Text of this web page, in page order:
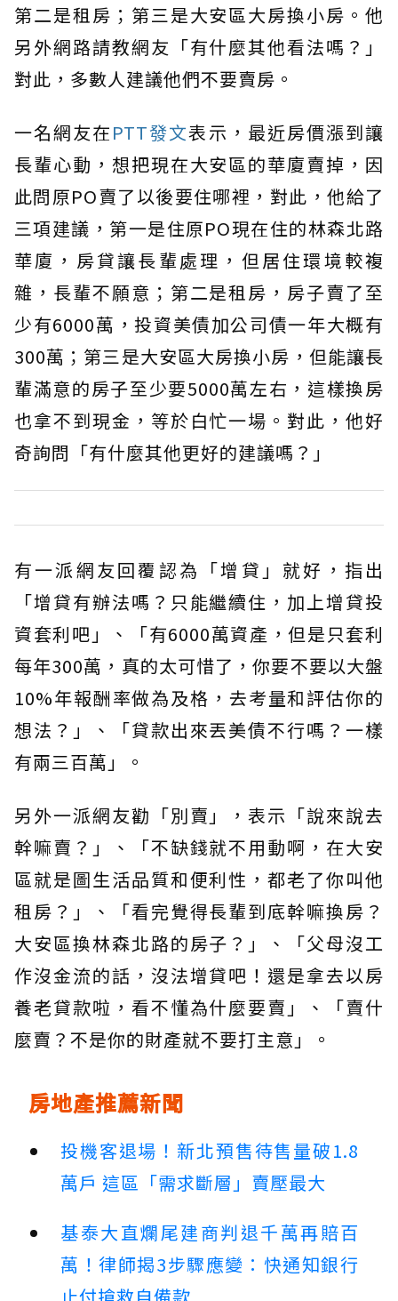
第二是租房；第三是大安區大房換小房。他
另外網路請教網友「有什麼其他看法嗎？」
對此，多數人建議他們不要賣房。
一名網友在PTT發文表示，最近房價漲到讓
長輩心動，想把現在大安區的華廈賣掉，因
此問原PO賣了以後要住哪裡，對此，他給了
三項建議，第一是住原PO現在住的林森北路
華廈，房貸讓長輩處理，但居住環境較複
雜，長輩不願意；第二是租房，房子賣了至
少有6000萬，投資美債加公司債一年大概有
300萬；第三是大安區大房換小房，但能讓長
輩滿意的房子至少要5000萬左右，這樣換房
也拿不到現金，等於白忙一場。對此，他好
奇詢問「有什麼其他更好的建議嗎？」
有一派網友回覆認為「增貸」就好，指出
「增貸有辦法嗎？只能繼續住，加上增貸投
資套利吧」、「有6000萬資產，但是只套利
每年300萬，真的太可惜了，你要不要以大盤
10%年報酬率做為及格，去考量和評估你的
想法？」、「貸款出來丟美債不行嗎？一樣
有兩三百萬」。
另外一派網友勸「別賣」，表示「說來說去
幹嘛賣？」、「不缺錢就不用動啊，在大安
區就是圖生活品質和便利性，都老了你叫他
租房？」、「看完覺得長輩到底幹嘛換房？
大安區換林森北路的房子？」、「父母沒工
作沒金流的話，沒法增貸吧！還是拿去以房
養老貸款啦，看不懂為什麼要賣」、「賣什
麼賣？不是你的財產就不要打主意」。
房地產推薦新聞
投機客退場！新北預售待售量破1.8
萬戶 這區「需求斷層」賣壓最大
基泰大直爛尾建商判退千萬再賠百
萬！律師揭3步驟應變：快通知銀行
止付搶救自備款